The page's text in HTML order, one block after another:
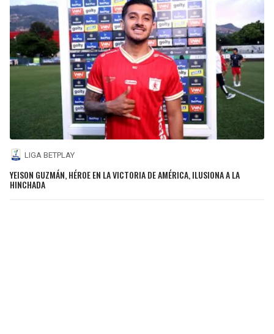
LIGA BETPLAY
YEISON GUZMÁN, HÉROE EN LA VICTORIA DE AMÉRICA, ILUSIONA A LA
HINCHADA